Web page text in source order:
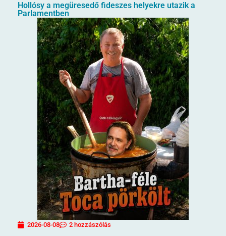
Hollósy a megüresedő fideszes helyekre utazik a
Parlamentben
2026-08-08 2 hozzászólás